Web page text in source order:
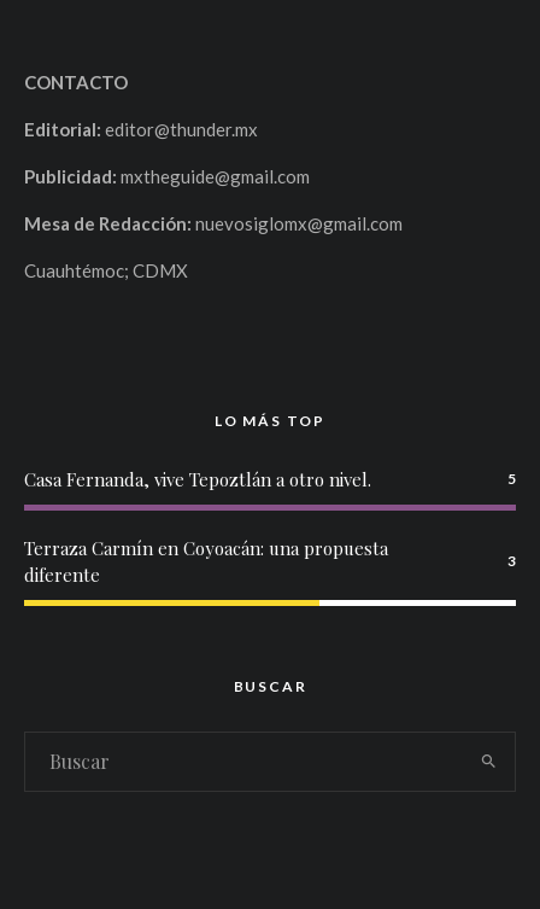
CONTACTO
Editorial: editor@thunder.mx
Publicidad: mxtheguide@gmail.com
Mesa de Redacción: nuevosiglomx@gmail.com
Cuauhtémoc; CDMX
LO MÁS TOP
Casa Fernanda, vive Tepoztlán a otro nivel. 5
Terraza Carmín en Coyoacán: una propuesta
diferente
3
BUSCAR